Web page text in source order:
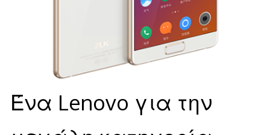
Ένα Lenovo για την